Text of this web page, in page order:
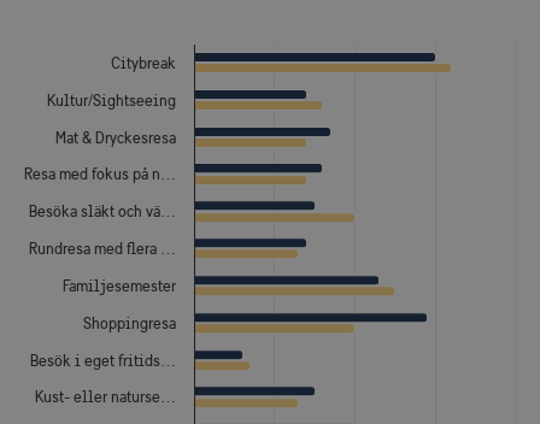
Citybreak
Kultur/Sightseeing
Mat & Dryckesresa
Resa med fokus på n…
Besöka släkt och vä…
Rundresa med flera …
Familjesemester
Shoppingresa
Besök i eget fritids…
Kust- eller naturse…